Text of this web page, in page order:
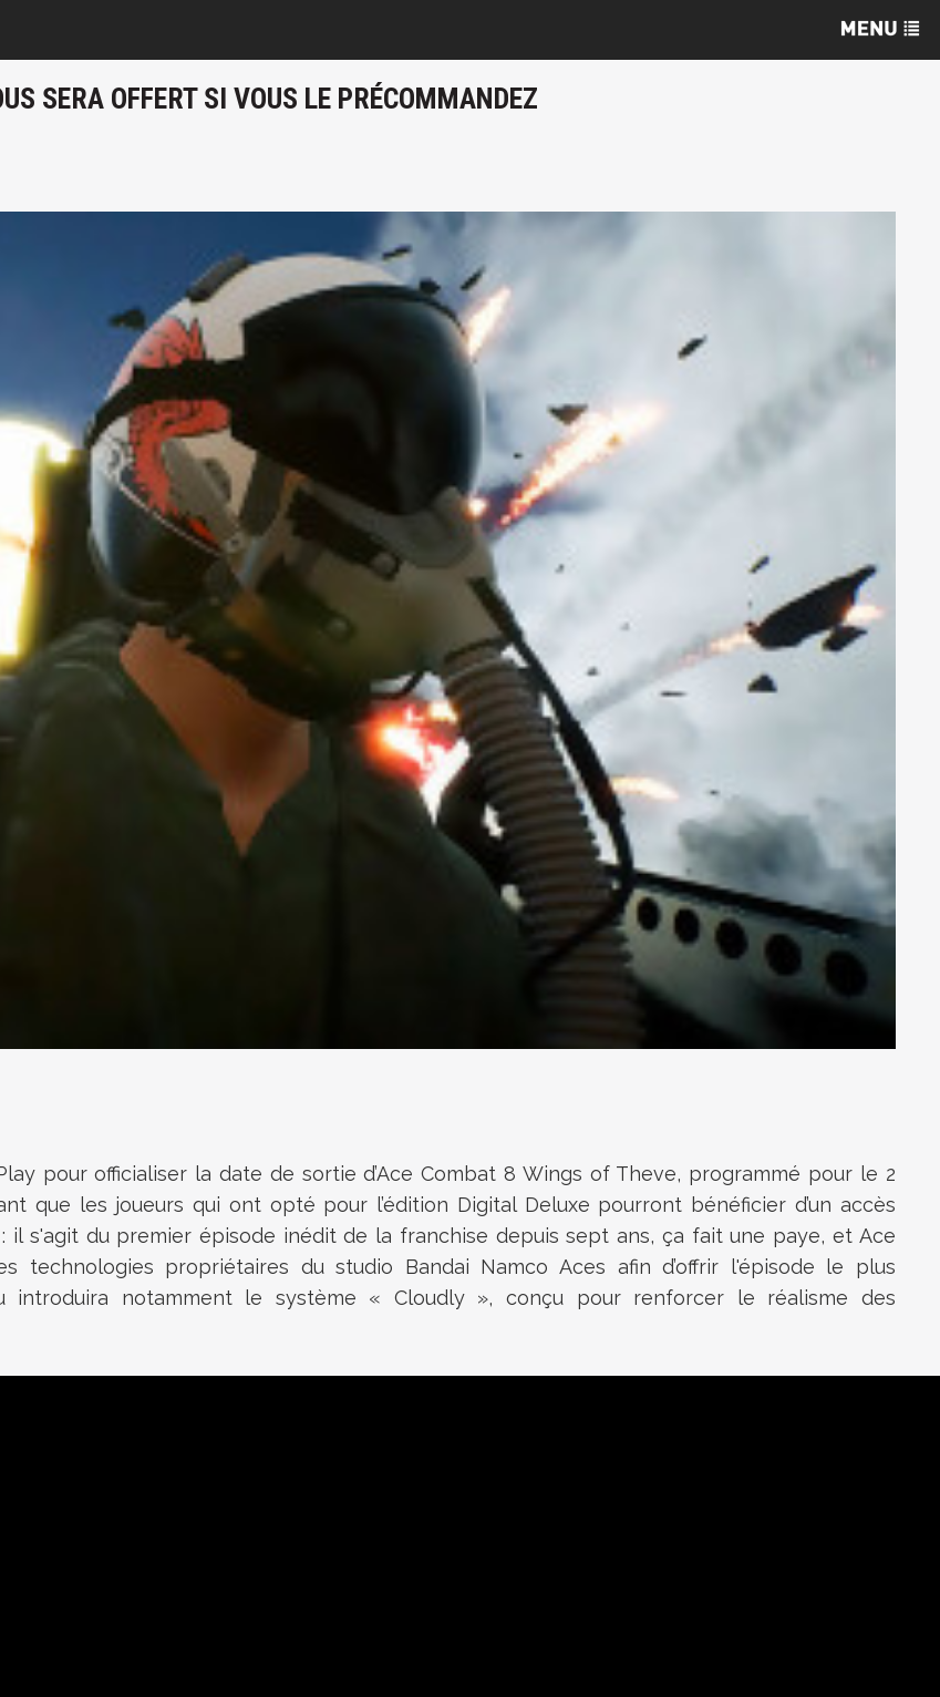
SERA OFFERT SI VOUS LE PRÉCOMMANDEZ
pour officialiser la date de sortie d’Ace Combat 8 Wings of Theve, programmé pour le 2
que les joueurs qui ont opté pour l’édition Digital Deluxe pourront bénéficier d’un accès
il s'agit du premier épisode inédit de la franchise depuis sept ans, ça fait une paye, et Ace
technologies propriétaires du studio Bandai Namco Aces afin d’offrir l'épisode le plus
notamment le système « Cloudly », conçu pour renforcer le réalisme des